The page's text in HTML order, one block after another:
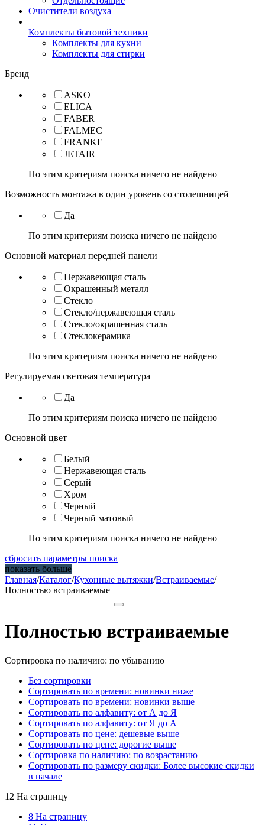
Очистители воздуха
Комплекты бытовой техники
Комплекты для кухни
Комплекты для стирки
Бренд
ASKO
ELICA
FABER
FALMEC
FRANKE
JETAIR
По этим критериям поиска ничего не найдено
Возможность монтажа в один уровень со столешницей
Да
По этим критериям поиска ничего не найдено
Основной материал передней панели
Нержавеющая сталь
Окрашенный металл
Стекло
Стекло/нержавеющая сталь
Стекло/окрашенная сталь
Стеклокерамика
По этим критериям поиска ничего не найдено
Регулируемая световая температура
Да
По этим критериям поиска ничего не найдено
Основной цвет
Белый
Нержавеющая сталь
Серый
Хром
Черный
Черный матовый
По этим критериям поиска ничего не найдено
сбросить параметры поиска
показать больше
Главная/Каталог/Кухонные вытяжки/Встраиваемые/
Полностью встраиваемые
Полностью встраиваемые
Сортировка по наличию: по убыванию
Без сортировки
Сортировать по времени: новинки ниже
Сортировать по времени: новинки выше
Сортировать по алфавиту: от А до Я
Сортировать по алфавиту: от Я до А
Сортировать по цене: дешевые выше
Сортировать по цене: дорогие выше
Сортировка по наличию: по возрастанию
Сортировать по размеру скидки: Более высокие скидки
в начале
12 На страницу
8 На страницу